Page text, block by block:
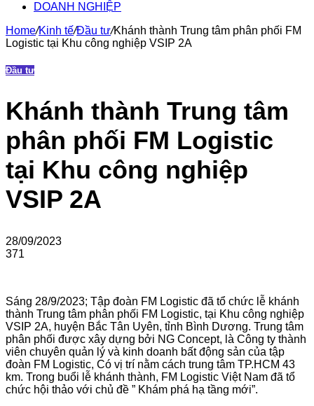
DOANH NGHIỆP
Home/Kinh tế/Đầu tư/Khánh thành Trung tâm phân phối FM
Logistic tại Khu công nghiệp VSIP 2A
Đầu tư
Khánh thành Trung tâm
phân phối FM Logistic
tại Khu công nghiệp
VSIP 2A
28/09/2023
371
Sáng 28/9/2023; Tập đoàn FM Logistic đã tổ chức lễ khánh
thành Trung tâm phân phối FM Logistic, tại Khu công nghiệp
VSIP 2A, huyện Bắc Tân Uyên, tỉnh Bình Dương. Trung tâm
phân phối được xây dựng bởi NG Concept, là Công ty thành
viên chuyên quản lý và kinh doanh bất động sản của tập
đoàn FM Logistic, Có vị trí nằm cách trung tâm TP.HCM 43
km. Trong buổi lễ khánh thành, FM Logistic Việt Nam đã tổ
chức hội thảo với chủ đề ” Khám phá hạ tầng mới”.